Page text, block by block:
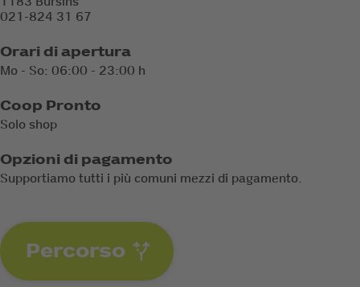
021-824 31 67
Orari di apertura
Mo - So: 06:00 - 23:00 h
Coop Pronto
Solo shop
Opzioni di pagamento
Supportiamo tutti i più comuni mezzi di pagamento.
Percorso